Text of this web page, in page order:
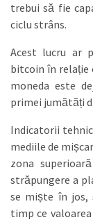
trebui să fie
ciclu strâns.
Acest lucru ar
bitcoin în relație
moneda este
primei jumătăți
Indicatorii
mediile de
zona
străpungere a
se miște în jos,
timp ce